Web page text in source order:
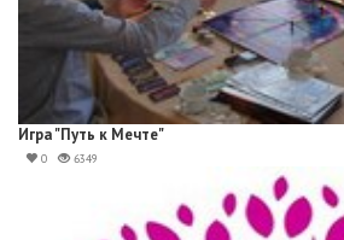
Игра "Путь к Мечте"
0 6349